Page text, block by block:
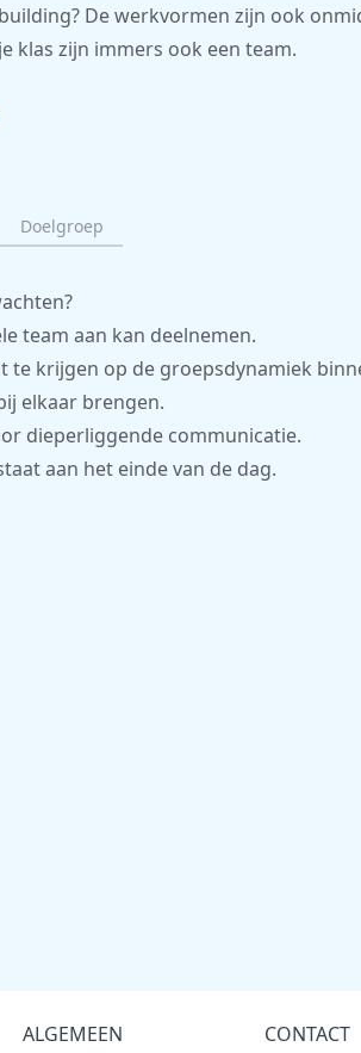
De werkvormen zijn ook
klas zijn immers ook een team.
Doelgroep
team aan kan deelnemen.
krijgen op de groepsdynamiek
elkaar brengen.
dieperliggende communicatie.
aan het einde van de dag.
ALGEMEEN CONTACT